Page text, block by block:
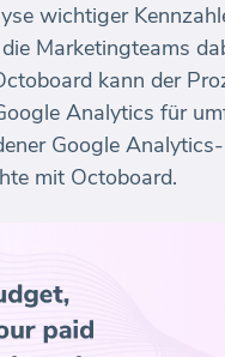
wichtiger
Marketingteams
kann der
Analytics für
Google
mit Octoboard.